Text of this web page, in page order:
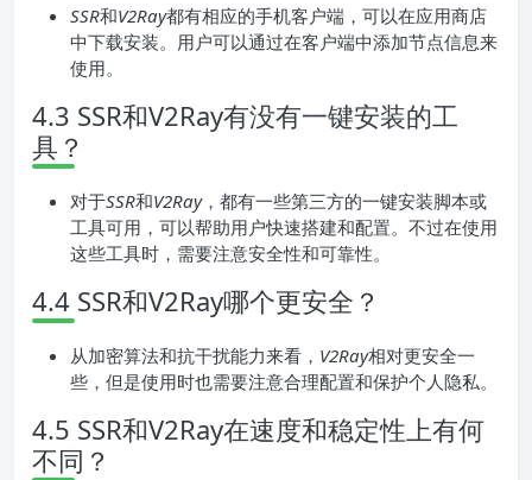
SSR和V2Ray都有相应的手机客户端，可以在应用商店
中下载安装。用户可以通过在客户端中添加节点信息来
使用。
4.3 SSR和V2Ray有没有一键安装的工
具？
对于SSR和V2Ray，都有一些第三方的一键安装脚本或
工具可用，可以帮助用户快速搭建和配置。不过在使用
这些工具时，需要注意安全性和可靠性。
4.4 SSR和V2Ray哪个更安全？
从加密算法和抗干扰能力来看， V2Ray相对更安全一
些，但是使用时也需要注意合理配置和保护个人隐私。
4.5 SSR和V2Ray在速度和稳定性上有何
不同？